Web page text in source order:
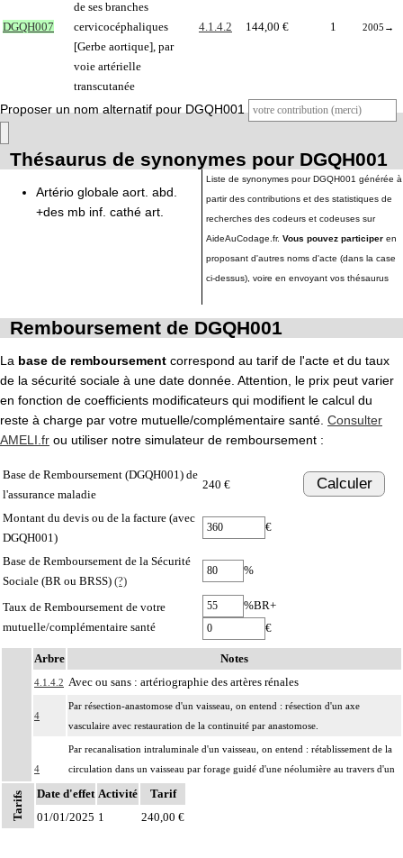
DGQH007
de ses branches
cervicocéphaliques
[Gerbe aortique], par
voie artérielle
transcutanée
4.1.4.2 144,00 € 1 2005 →
Proposer un nom alternatif pour DGQH001
Thésaurus de synonymes pour DGQH001
Artério globale aort. abd.
+des mb inf. cathé art.
Liste de synonymes pour DGQH001 générée à
partir des contributions et des statistiques de
recherches des codeurs et codeuses sur
AideAuCodage.fr. Vous pouvez participer en
proposant d'autres noms d'acte (dans la case
ci-dessus), voire en envoyant vos thésaurus
Remboursement de DGQH001
La base de remboursement correspond au tarif de l'acte et du taux
de la sécurité sociale à une date donnée. Attention, le prix peut varier
en fonction de coefficients modificateurs qui modifient le calcul du
reste à charge par votre mutuelle/complémentaire santé. Consulter
AMELI.fr ou utiliser notre simulateur de remboursement :
Base de Remboursement (DGQH001) de
l'assurance maladie
240 € Calculer
Montant du devis ou de la facture (avec
DGQH001)
€
Base de Remboursement de la Sécurité
Sociale (BR ou BRSS) (?)
%
Taux de Remboursement de votre
mutuelle/complémentaire santé
%BR+
€
Arbre Notes
4.1.4.2 Avec ou sans : artériographie des artères rénales
4
Par résection-anastomose d'un vaisseau, on entend : résection d'un axe
vasculaire avec restauration de la continuité par anastomose.
4
Par recanalisation intraluminale d'un vaisseau, on entend : rétablissement de la
circulation dans un vaisseau par forage guidé d'une néolumière au travers d'un
obstacle totalement obstructif. Elle inclut la dilatation du vaisseau.
4
Par endoprothèse vasculaire, on entend : prothèse vasculaire non couverte,
Tarifs Date d'effet Activité
Tarif
01/01/2025 1 240,00 €